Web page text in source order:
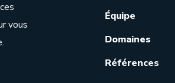
vous
Équipe
Domaines
Références